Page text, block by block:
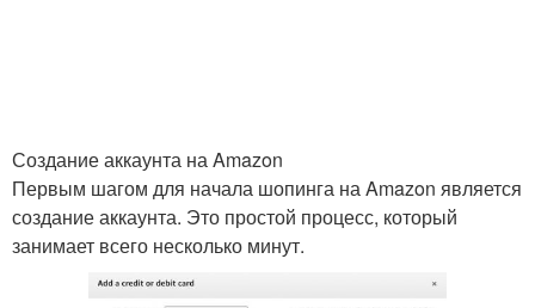
Создание аккаунта на Amazon
Первым шагом для начала шопинга на Amazon является
создание аккаунта. Это простой процесс, который
занимает всего несколько минут.